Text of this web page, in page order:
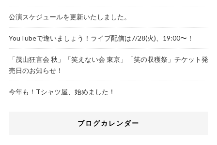
公演スケジュールを更新いたしました。
YouTubeで逢いましょう！ライブ配信は7/28(火)、19:00〜！
「茂山狂言会 秋」「笑えない会 東京」「笑の収穫祭」チケット発
売日のお知らせ！
今年も！Tシャツ屋、始めました！
ブログカレンダー